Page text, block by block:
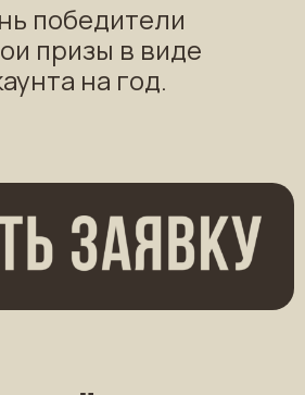
победители
призы в виде
на год.